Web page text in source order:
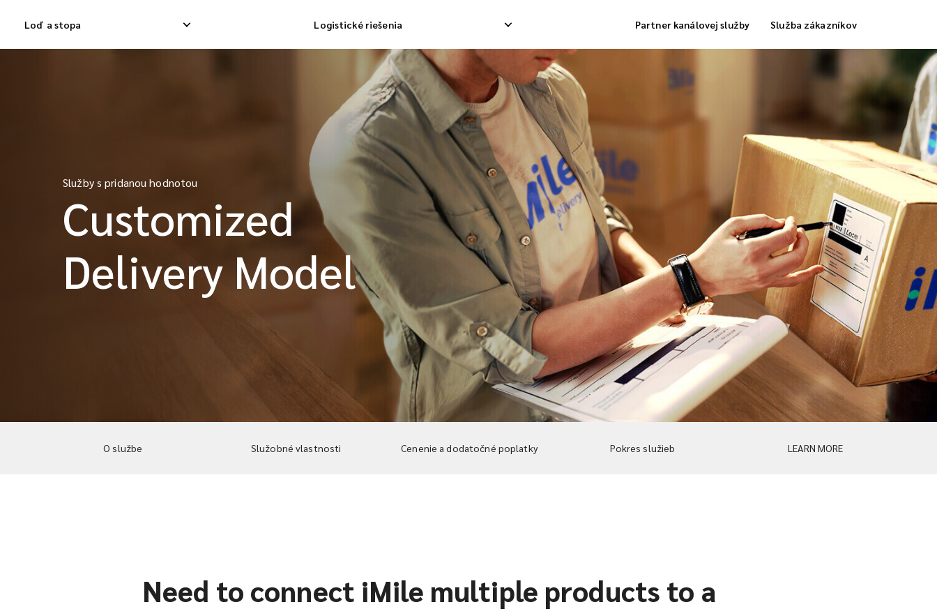
Loď a stopa Logistické riešenia
Dodávka domáceho tovaru
Medzinárodná dodávka odpadov
Medzinárodná dodávka nákladu
Medzinárodná konsolidačná loď
Obrátené zdvihnutie
Riadenie návratu Dodávka plnenia objednávky
Partner kanálovej služby Služba zákazníkov
Služby s pridanou hodnotou
Customized
Delivery Model
O službe Služobné vlastnosti Cenenie a dodatočné poplatky Pokres služieb LEARN MORE
Need to connect iMile multiple products to a